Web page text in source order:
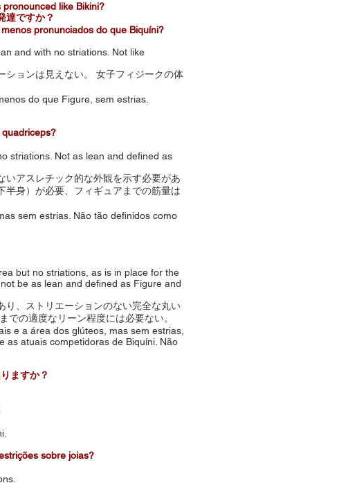
pronounced like Bikini?
達ですか？
pronunciados do que Biquíni?
and with no striations. Not like
ションは見えない。 女子フィジークの体
do que Figure, sem estrias.
striations. Not as lean and defined as
いアスレチック的な外観を示す必要があ
半身）が必要、フィギュアまでの筋量は
sem estrias. Não tão definidos como
but no striations, as is in place for the
be as lean and defined as Figure and
り、ストリエーションのない完全な丸い
の適度なリーン程度には必要ない。
e a área dos glúteos, mas sem estrias,
as atuais competidoras de Biquíni. Não
ますか？
sobre joias?